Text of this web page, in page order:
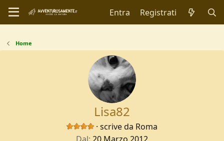
Entra Registrati
Home
Lisa82
· scrive da Roma